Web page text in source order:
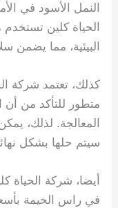
النمل الأسود في
الحياة كلين
البيئية، مما يضمن
كذلك، تعتمد شركة
متطور للتأكد من أن
المعالجة. لذلك،
سيتم حلها بشكل
أيضا، شركة
في راس الخيمة